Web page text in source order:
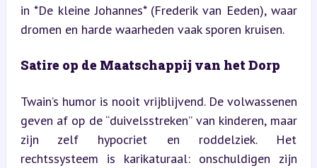
in *De kleine Johannes* (Frederik van Eeden), waar
dromen en harde waarheden vaak sporen kruisen.
Satire op de Maatschappij van het Dorp
Twain’s humor is nooit vrijblijvend. De volwassenen
geven af op de “duivelsstreken” van kinderen, maar
zijn zelf hypocriet en roddelziek. Het
rechtssysteem is karikaturaal: onschuldigen zijn